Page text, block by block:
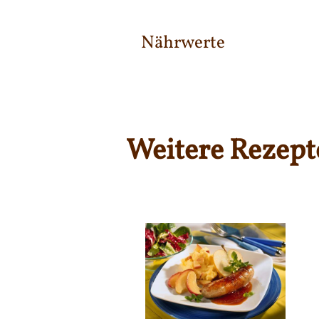
Nährwerte
Weitere